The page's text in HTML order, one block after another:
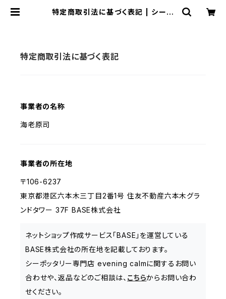
特定商取引法に基づく表記 | シーポ
特定商取引法に基づく表記
事業者の名称
海老原司
事業者の所在地
〒106-6237
東京都港区六本木三丁目2番1号 住友不動産六本木グラ
ンドタワー 37F BASE株式会社
ネットショップ作成サービス「BASE」を運営している
BASE株式会社の所在地を記載しております。
シーポッタリー専門店 evening calmに関するお問い
合わせや、返品などのご相談は、 こちらからお問い合わ
せください。